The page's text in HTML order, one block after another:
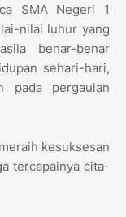
SMA Negeri 1
nilai luhur yang
benar-benar
sehari-hari,
pada pergaulan
kesuksesan
tercapainya cita-